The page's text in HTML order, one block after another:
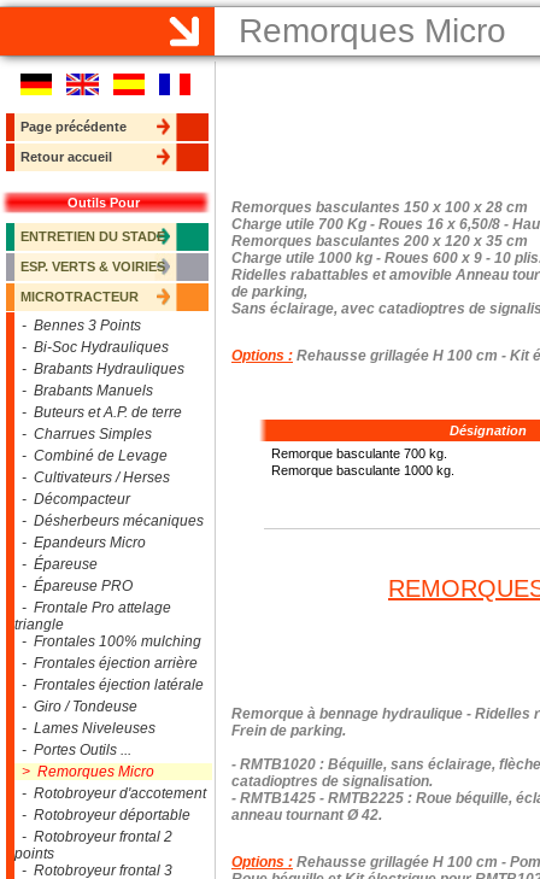
Remorques Micro
Page précédente
Retour accueil
Outils Pour
ENTRETIEN DU STADE
ESP. VERTS & VOIRIES
MICROTRACTEUR
- Bennes 3 Points
- Bi-Soc Hydrauliques
- Brabants Hydrauliques
- Brabants Manuels
- Buteurs et A.P. de terre
- Charrues Simples
- Combiné de Levage
- Cultivateurs / Herses
- Décompacteur
- Désherbeurs mécaniques
- Epandeurs Micro
- Épareuse
- Épareuse PRO
- Frontale Pro attelage
triangle
- Frontales 100% mulching
- Frontales éjection arrière
- Frontales éjection latérale
- Giro / Tondeuse
- Lames Niveleuses
- Portes Outils ...
> Remorques Micro
- Rotobroyeur d'accotement
- Rotobroyeur déportable
- Rotobroyeur frontal 2
points
- Rotobroyeur frontal 3
Remorques basculantes 150 x 100 x 28 cm
Charge utile 700 Kg - Roues 16 x 6,50/8 -
Remorques basculantes 200 x 120 x 35 cm
Charge utile 1000 kg - Roues 600 x 9 - 10
Ridelles rabattables et amovible Anneau
de parking,
Sans éclairage, avec catadioptres de
Options : Rehausse grillagée H 100 cm - Kit
Désignation
Remorque basculante 700 kg.
Remorque basculante 1000 kg.
Remorque à bennage hydraulique - Ridelles
Frein de parking.
- RMTB1020 : Béquille, sans éclairage,
catadioptres de signalisation.
- RMTB1425 - RMTB2225 : Roue béquille,
anneau tournant Ø 42.
Options : Rehausse grillagée H 100 cm -